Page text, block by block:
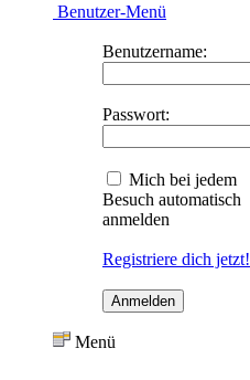
Benutzer-Menü
Benutzername:
Passwort:
Mich bei jedem
Besuch automatisch
anmelden
Registriere dich jetzt!
Menü